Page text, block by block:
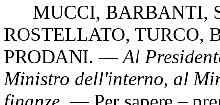
MUCCI, BARBANTI,
ROSTELLATO, TURCO,
PRODANI. —Al
Ministro dell'interno, al
finanze. — Per sapere –